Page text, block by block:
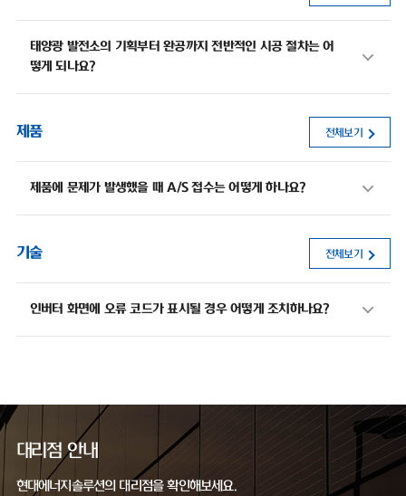
태양광 발전소의 기획부터 완공까지 전반적인 시공 절차는 어
떻게 되나요?
제품 전체보기
제품에 문제가 발생했을 때 A/S 접수는 어떻게 하나요?
기술 전체보기
인버터 화면에 오류 코드가 표시될 경우 어떻게 조치하나요?
대리점 안내
현대에너지솔루션의 대리점을 확인해보세요.